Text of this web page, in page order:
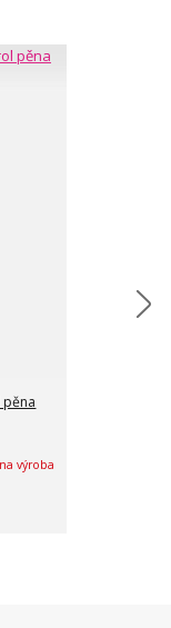
výroba